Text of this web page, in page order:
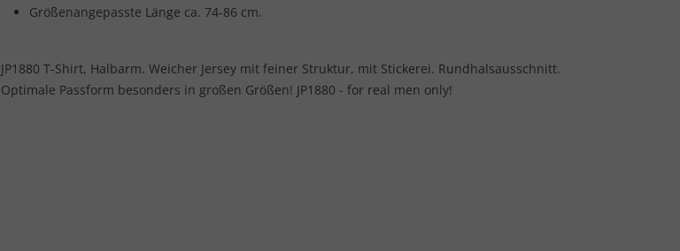
Größenangepasste Länge ca. 74-86 cm.
JP1880 T-Shirt, Halbarm. Weicher Jersey mit feiner Struktur, mit Stickerei. Rundhalsausschnitt.
Optimale Passform besonders in großen Größen! JP1880 - for real men only!